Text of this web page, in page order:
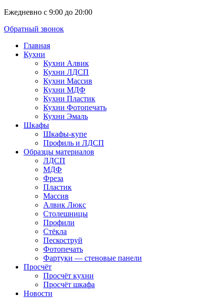
Ежедневно с 9:00 до 20:00
Обратный звонок
Главная
Кухни
Кухни Алвик
Кухни ЛДСП
Кухни Массив
Кухни МДФ
Кухни Пластик
Кухни Фотопечать
Кухни Эмаль
Шкафы
Шкафы-купе
Профиль и ЛДСП
Образцы материалов
ЛДСП
МДФ
Фреза
Пластик
Массив
Алвик Люкс
Столешницы
Профили
Стёкла
Пескоструй
Фотопечать
Фартуки — стеновые панели
Просчёт
Просчёт кухни
Просчёт шкафа
Новости